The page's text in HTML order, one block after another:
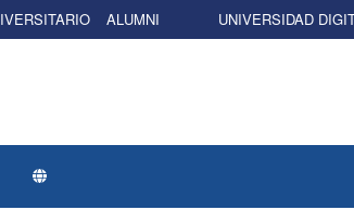
ALUMNI UNIVERSIDAD